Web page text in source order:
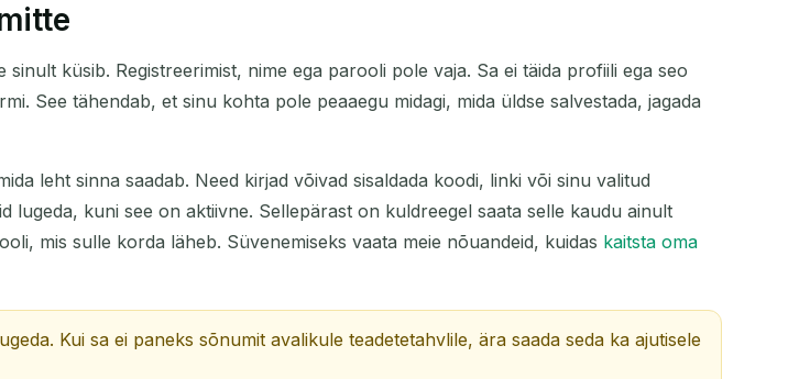
küsib. Registreerimist, nime ega parooli pole vaja. Sa ei täida profiili ega seo
See tähendab, et sinu kohta pole peaaegu midagi, mida üldse salvestada, jagada
leht sinna saadab. Need kirjad võivad sisaldada koodi, linki või sinu valitud
lugeda, kuni see on aktiivne. Sellepärast on kuldreegel saata selle kaudu ainult
mis sulle korda läheb. Süvenemiseks vaata meie nõuandeid, kuidas kaitsta oma
Kui sa ei paneks sõnumit avalikule teadetetahvlile, ära saada seda ka ajutisele